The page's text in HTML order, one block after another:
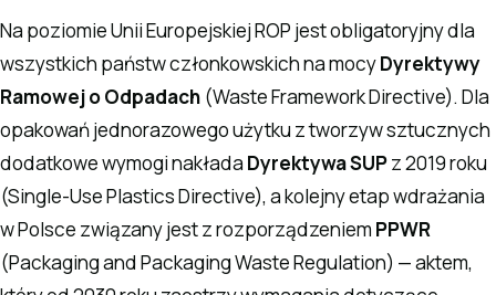
Na poziomie Unii Europejskiej ROP jest obligatoryjny dla
wszystkich państw członkowskich na mocyDyrektywy
Ramowej o Odpadach (Waste Framework Directive). Dla
opakowań jednorazowego użytku z tworzyw sztucznych
dodatkowe wymogi nakłada Dyrektywa SUPz 2019 roku
(Single-Use Plastics Directive), a kolejny etap wdrażania
w Polsce związany jest z rozporządzeniem PPWR
(Packaging and Packaging Waste Regulation) — aktem,